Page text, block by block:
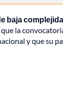
baja
la
y que su